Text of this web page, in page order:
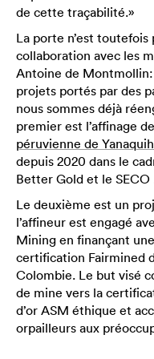
de cette traçabilité.»
La porte n’est
collaboration avec les
Antoine de Montmollin:
projets portés par des
nous sommes déjà
premier est l’affinage
péruvienne de
depuis 2020 dans le
Better Gold et le SECO
Le deuxième est un
l’affineur est engagé
Mining en finançant
certification Fairmined
Colombie. Le but visé
de mine vers la
d’or ASM éthique et
orpailleurs aux